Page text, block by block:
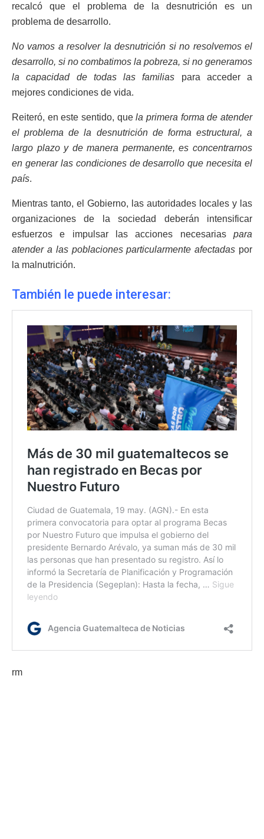
recalcó que el problema de la desnutrición es un
problema de desarrollo.
No vamos a resolver la desnutrición si no resolvemos el
desarrollo, si no combatimos la pobreza, si no generamos
la capacidad de todas las familias para acceder a
mejores condiciones de vida.
Reiteró, en este sentido, quela primera forma de atender
el problema de la desnutrición de forma estructural, a
largo plazo y de manera permanente, es concentrarnos
en generar las condiciones de desarrollo que necesita el
país.
Mientras tanto, el Gobierno, las autoridades locales y las
organizaciones de la sociedad deberán intensificar
esfuerzos e impulsar las acciones necesarias para
atender a las poblaciones particularmente afectadas por
la malnutrición.
También le puede interesar:
rm